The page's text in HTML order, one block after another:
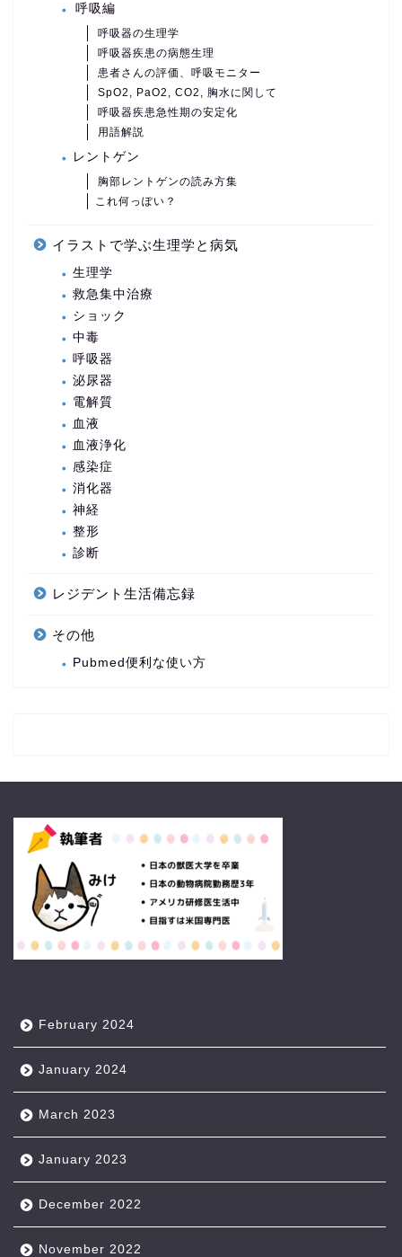
呼吸編
呼吸器の生理学
呼吸器疾患の病態生理
患者さんの評価、呼吸モニター
SpO2, PaO2, CO2, 胸水に関して
呼吸器疾患急性期の安定化
用語解説
レントゲン
胸部レントゲンの読み方集
これ何っぽい？
イラストで学ぶ生理学と病気
生理学
救急集中治療
ショック
中毒
呼吸器
泌尿器
電解質
血液
血液浄化
感染症
消化器
神経
整形
診断
レジデント生活備忘録
その他
Pubmed便利な使い方
February 2024
January 2024
March 2023
January 2023
December 2022
November 2022